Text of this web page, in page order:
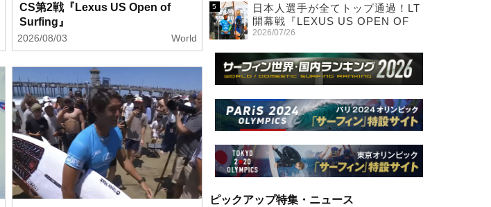
CS第2戦『Lexus US Open of
Surfing』
2026/08/03 World
日本人選手が全てトップ通過！LT
開幕戦『LEXUS US OPEN OF
SURFING』初日
2026/07/26
ピックアップ特集・ニュース